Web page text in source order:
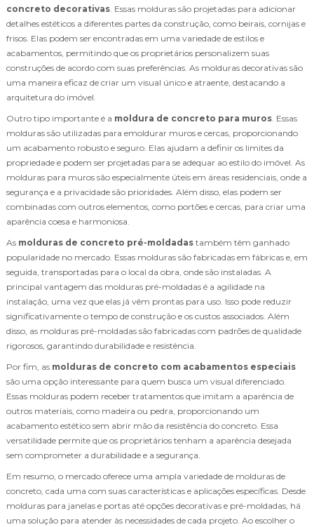
concreto decorativas . Essas molduras são projetadas para adicionar
detalhes estéticos a diferentes partes da construção, como beirais, cornijas e
frisos. Elas podem ser encontradas em uma variedade de estilos e
acabamentos, permitindo que os proprietários personalizem suas
construções de acordo com suas preferências. As molduras decorativas são
uma maneira eficaz de criar um visual único e atraente, destacando a
arquitetura do imóvel.
Outro tipo importante é a moldura de concreto para muros . Essas
molduras são utilizadas para emoldurar muros e cercas, proporcionando
um acabamento robusto e seguro. Elas ajudam a definir os limites da
propriedade e podem ser projetadas para se adequar ao estilo do imóvel. As
molduras para muros são especialmente úteis em áreas residenciais, onde a
segurança e a privacidade são prioridades. Além disso, elas podem ser
combinadas com outros elementos, como portões e cercas, para criar uma
aparência coesa e harmoniosa.
As molduras de concreto pré-moldadas também têm ganhado
popularidade no mercado. Essas molduras são fabricadas em fábricas e, em
seguida, transportadas para o local da obra, onde são instaladas. A
principal vantagem das molduras pré-moldadas é a agilidade na
instalação, uma vez que elas já vêm prontas para uso. Isso pode reduzir
significativamente o tempo de construção e os custos associados. Além
disso, as molduras pré-moldadas são fabricadas com padrões de qualidade
rigorosos, garantindo durabilidade e resistência.
Por fim, as molduras de concreto com acabamentos especiais
são uma opção interessante para quem busca um visual diferenciado.
Essas molduras podem receber tratamentos que imitam a aparência de
outros materiais, como madeira ou pedra, proporcionando um
acabamento estético sem abrir mão da resistência do concreto. Essa
versatilidade permite que os proprietários tenham a aparência desejada
sem comprometer a durabilidade e a segurança.
Em resumo, o mercado oferece uma ampla variedade de molduras de
concreto, cada uma com suas características e aplicações específicas. Desde
molduras para janelas e portas até opções decorativas e pré-moldadas, há
uma solução para atender às necessidades de cada projeto. Ao escolher o